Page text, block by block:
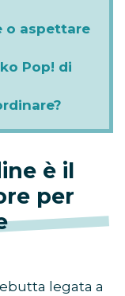
o aspettare
Pop! di
è il
per
legata a